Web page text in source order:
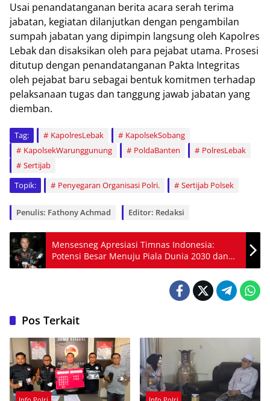
Usai penandatanganan berita acara serah terima
jabatan, kegiatan dilanjutkan dengan pengambilan
sumpah jabatan yang dipimpin langsung oleh Kapolres
Lebak dan disaksikan oleh para pejabat utama. Prosesi
ditutup dengan penandatanganan Pakta Integritas
oleh pejabat baru sebagai bentuk komitmen terhadap
pelaksanaan tugas dan tanggung jawab jabatan yang
diemban.
Tag: KapolresLebak
KapolsekSobang
KapolsekWarunggunung
PoldaBanten
PolresLebak
Sertijab
Topik:
Penyegaran Organisasi Polri. Sertijab Polsek
Penulis: Fathony Achmad Editor: Redaksi
Mensesneg Apresiasi Timnas Indonesia:
Potensi Besar Menuju Piala Dunia 2030 dan
2034
Pos Terkait